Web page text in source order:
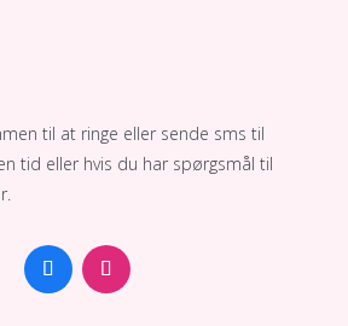
til at ringe eller sende sms til
tid eller hvis du har spørgsmål til